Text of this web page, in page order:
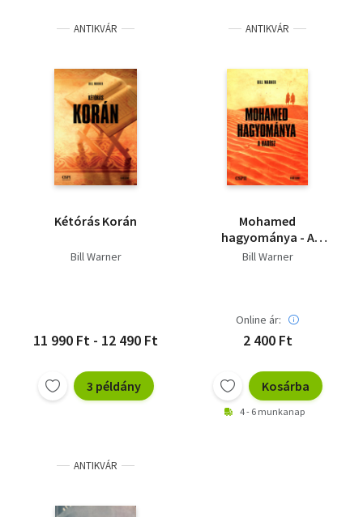
ANTIKVÁR
Kétórás Korán
Bill Warner
11 990 Ft - 12 490 Ft
3 példány
ANTIKVÁR
Mohamed
hagyománya - A
hadísz - Első szint
Bill Warner
Online ár:
2 400 Ft
Kosárba
4 - 6 munkanap
ANTIKVÁR